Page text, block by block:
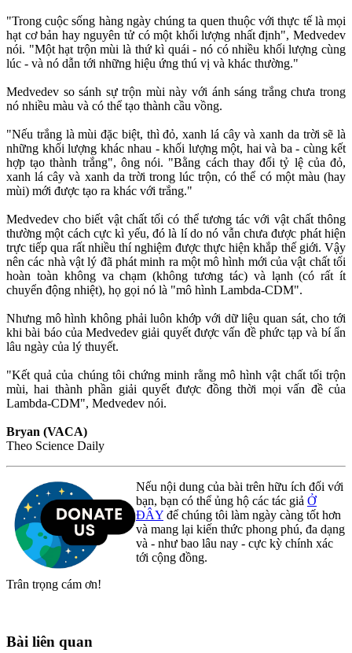
"Trong cuộc sống hàng ngày chúng ta quen thuộc với thực tế là mọi
hạt cơ bản hay nguyên tử có một khối lượng nhất định", Medvedev
nói. "Một hạt trộn mùi là thứ kì quái - nó có nhiều khối lượng cùng
lúc - và nó dẫn tới những hiệu ứng thú vị và khác thường."
Medvedev so sánh sự trộn mùi này với ánh sáng trắng chưa trong
nó nhiều màu và có thể tạo thành cầu vồng.
"Nếu trắng là mùi đặc biệt, thì đỏ, xanh lá cây và xanh da trời sẽ là
những khối lượng khác nhau - khối lượng một, hai và ba - cùng kết
hợp tạo thành trắng", ông nói. "Bằng cách thay đổi tỷ lệ của đỏ,
xanh lá cây và xanh da trời trong lúc trộn, có thể có một màu (hay
mùi) mới được tạo ra khác với trắng."
Medvedev cho biết vật chất tối có thể tương tác với vật chất thông
thường một cách cực kì yếu, đó là lí do nó vẫn chưa được phát hiện
trực tiếp qua rất nhiều thí nghiệm được thực hiện khắp thế giới. Vậy
nên các nhà vật lý đã phát minh ra một mô hình mới của vật chất tối
hoàn toàn không va chạm (không tương tác) và lạnh (có rất ít
chuyển động nhiệt), họ gọi nó là "mô hình Lambda-CDM".
Nhưng mô hình không phải luôn khớp với dữ liệu quan sát, cho tới
khi bài báo của Medvedev giải quyết được vấn đề phức tạp và bí ẩn
lâu ngày của lý thuyết.
"Kết quả của chúng tôi chứng minh rằng mô hình vật chất tối trộn
mùi, hai thành phần giải quyết được đồng thời mọi vấn đề của
Lambda-CDM", Medvedev nói.
Bryan (VACA)
Theo Science Daily
Nếu nội dung của bài trên hữu ích đối với
bạn, bạn có thể ủng hộ các tác giả Ở
ĐÂY để chúng tôi làm ngày càng tốt hơn
và mang lại kiến thức phong phú, đa dạng
và - như bao lâu nay - cực kỳ chính xác
tới cộng đồng.
Trân trọng cám ơn!
Bài liên quan